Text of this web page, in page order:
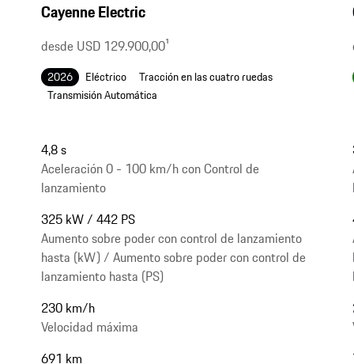
Cayenne Electric
desde USD 129.900,001
2026 Eléctrico
Tracción en las cuatro ruedas
Transmisión Automática
4,8 s
Aceleración 0 - 100 km/h con Control de
lanzamiento
325 kW / 442 PS
Aumento sobre poder con control de lanzamiento
hasta (kW) / Aumento sobre poder con control de
lanzamiento hasta (PS)
230 km/h
Velocidad máxima
691 km